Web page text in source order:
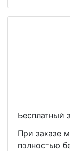
Бесплатный
При заказе
полностью